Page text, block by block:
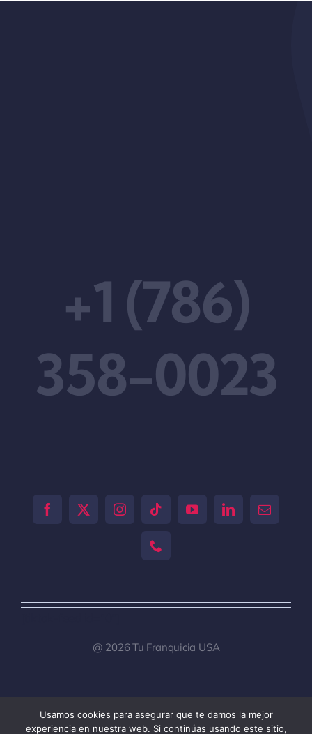
+1 (786)
358-0023
@ 2026 Tu Franquicia USA
Toggle
Usamos cookies para asegurar que te damos la mejor
experiencia en nuestra web. Si continúas usando este sitio,